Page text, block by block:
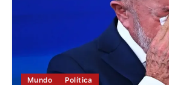
Mundo Política